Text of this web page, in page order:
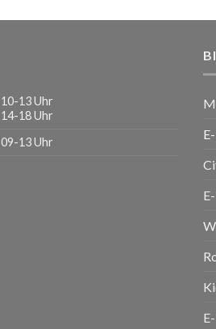
10-13 Uhr
14-18 Uhr
09-13 Uhr